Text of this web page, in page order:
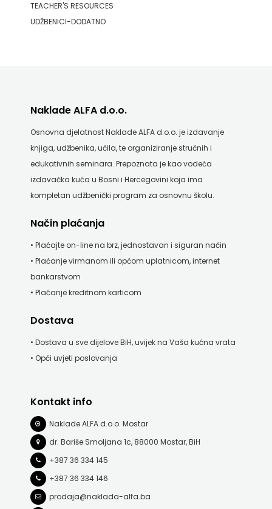
TEACHER'S RESOURCES
UDŽBENICI-DODATNO
Naklade ALFA d.o.o.
Osnovna djelatnost Naklade ALFA d.o.o. je izdavanje
knjiga, udžbenika, učila, te organiziranje stručnih i
edukativnih seminara. Prepoznata je kao vodeća
izdavačka kuća u Bosni i Hercegovini koja ima
kompletan udžbenički program za osnovnu školu.
Način plaćanja
• Plaćajte on-line na brz, jednostavan i siguran način
• Plaćanje virmanom ili općom uplatnicom, internet
bankarstvom
• Plaćanje kreditnom karticom
Dostava
• Dostava u sve dijelove BiH, uvijek na Vaša kućna vrata
• Opći uvjeti poslovanja
Kontakt info
Naklade ALFA d.o.o. Mostar
dr. Bariše Smoljana 1c, 88000 Mostar, BiH
+387 36 334 145
+387 36 334 146
prodaja@naklada-alfa.ba